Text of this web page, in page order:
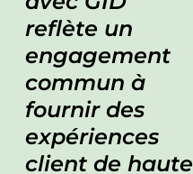
reflète un
engagement
commun à
fournir des
expériences
client de haute